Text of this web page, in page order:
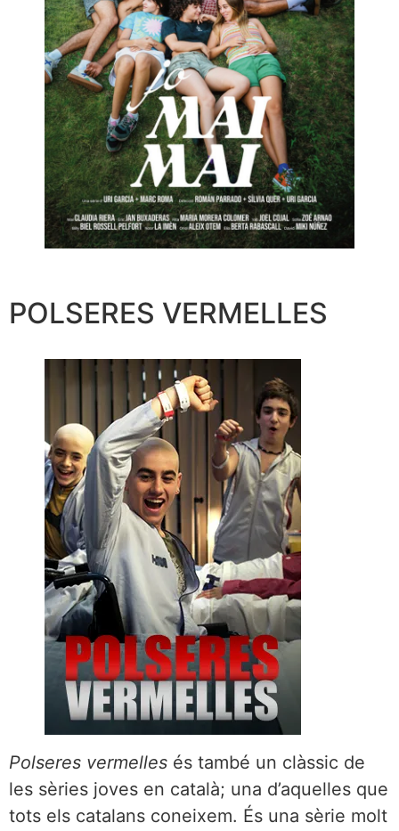
POLSERES VERMELLES
Polseres vermelles és també un clàssic de
les sèries joves en català; una d’aquelles que
tots els catalans coneixem. És una sèrie molt